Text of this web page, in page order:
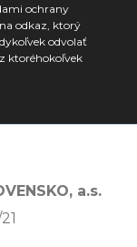
ochrany
odkaz, ktorý
odvolať
ktoréhokoľvek
a.s.